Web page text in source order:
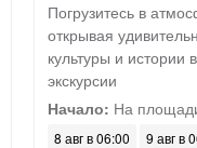
Погрузитесь в
открывая
культуры и истории
экскурсии
Начало: На
8 авг в 06:00
9 авг в